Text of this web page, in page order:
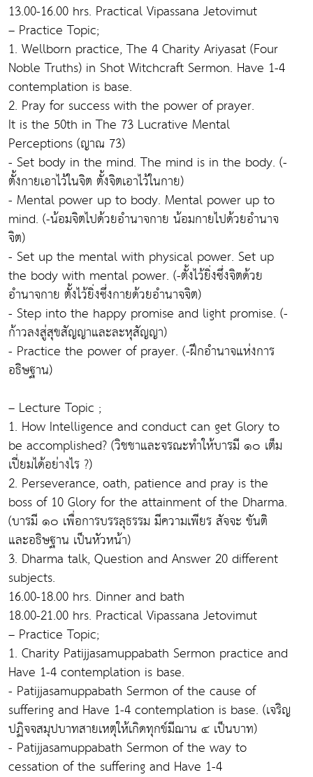
13.00-16.00 hrs. Practical Vipassana Jetovimut
– Practice Topic;
1. Wellborn practice, The 4 Charity Ariyasat (Four
Noble Truths) in Shot Witchcraft Sermon. Have 1-4
contemplation is base.
2. Pray for success with the power of prayer.
It is the 50th in The 73 Lucrative Mental
Perceptions (ญาณ 73)
- Set body in the mind. The mind is in the body. (-
ตั้งกายเอาไว้ในจิต ตั้งจิตเอาไว้ในกาย)
- Mental power up to body. Mental power up to
mind. (-น้อมจิตไปด้วยอำนาจกาย น้อมกายไปด้วยอำนาจ
จิต)
- Set up the mental with physical power. Set up
the body with mental power. (-ตั้งไว้ยิ่งซึ่งจิตด้วย
อำนาจกาย ตั้งไว้ยิ่งซึ่งกายด้วยอำนาจจิต)
- Step into the happy promise and light promise. (-
ก้าวลงสู่สุขสัญญาและละหุสัญญา)
- Practice the power of prayer. (-ฝึกอำนาจแห่งการ
อธิษฐาน)
– Lecture Topic ;
1. How Intelligence and conduct can get Glory to
be accomplished? (วิชชาและจรณะทำให้บารมี ๑๐ เต็ม
เปี่ยมได้อย่างไร ?)
2. Perseverance, oath, patience and pray is the
boss of 10 Glory for the attainment of the Dharma.
(บารมี ๑๐ เพื่อการบรรลุธรรม มีความเพียร สัจจะ ขันติ
และอธิษฐาน เป็นหัวหน้า)
3. Dharma talk, Question and Answer 20 different
subjects.
16.00-18.00 hrs. Dinner and bath
18.00-21.00 hrs. Practical Vipassana Jetovimut
– Practice Topic;
1. Charity Patijjasamuppabath Sermon practice and
Have 1-4 contemplation is base.
- Patijjasamuppabath Sermon of the cause of
suffering and Have 1-4 contemplation is base. (เจริญ
ปฏิจจสมุปบาทสายเหตุให้เกิดทุกข์มีฌาน ๔ เป็นบาท)
- Patijjasamuppabath Sermon of the way to
cessation of the suffering and Have 1-4